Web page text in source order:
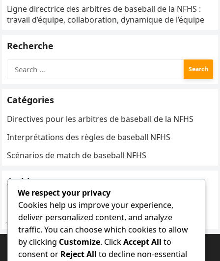
Ligne directrice des arbitres de baseball de la NFHS :
travail d’équipe, collaboration, dynamique de l’équipe
Recherche
for:
Catégories
Directives pour les arbitres de baseball de la NFHS
Interprétations des règles de baseball NFHS
Scénarios de match de baseball NFHS
Archives
February 2026
January 2026
RECHERCHE
We respect your privacy
Cookies help us improve your experience,
deliver personalized content, and analyze
traffic. You can choose which cookies to allow
by clicking Customize. ClickAccept All to
consent or Reject All to decline non-essential